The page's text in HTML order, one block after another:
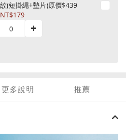
(短掛繩+墊片)原價$439
NT$179
更多說明 推薦